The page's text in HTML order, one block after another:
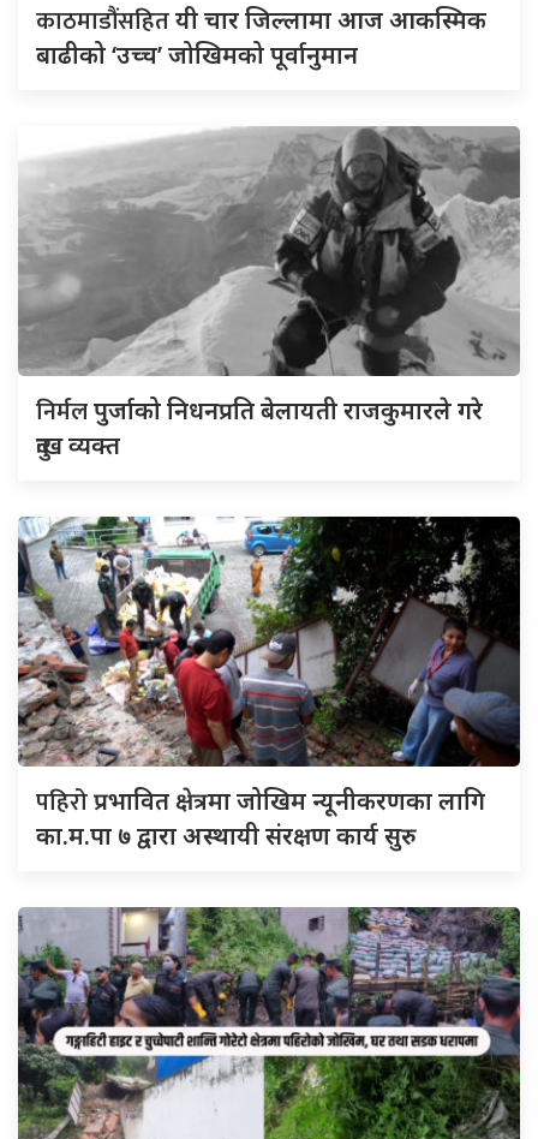
काठमाडौंसहितयी चार जिल्लामा आज आकस्मिक
बाढीको ‘उच्च’ जोखिमको पूर्वानुमान
निर्मलपुर्जाको निधनप्रति बेलायती राजकुमारले गरे
दुःख व्यक्त
पहिरोप्रभावित क्षेत्रमा जोखिम न्यूनीकरणका लागि
का.म.पा ७ द्वारा अस्थायी संरक्षण कार्य सुरु